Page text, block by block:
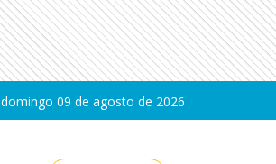
domingo 09 de agosto de 2026